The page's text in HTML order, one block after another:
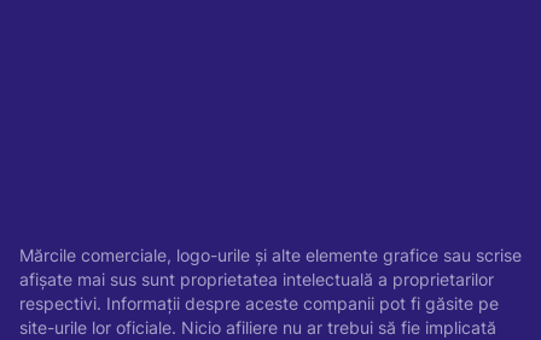
Mărcile comerciale, logo-urile și alte elemente grafice sau scrise
afișate mai sus sunt proprietatea intelectuală a proprietarilor
respectivi. Informații despre aceste companii pot fi găsite pe
site-urile lor oficiale. Nicio afiliere nu ar trebui să fie implicată